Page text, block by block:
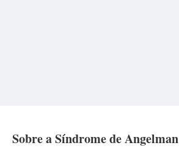
Sobre a Síndrome de Angelman